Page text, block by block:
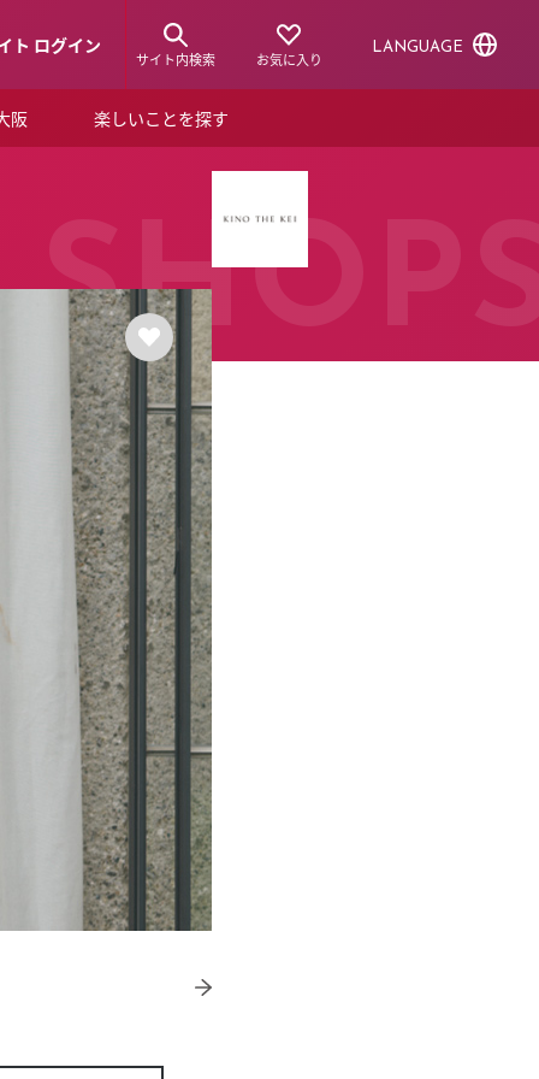
ト ログイン
サイト内検索 お気に入り
LANGUAGE
阪
たい方）
きたい
楽しいことを探す
ショップニュース
ルクアスタイル
特集
デジタルブック